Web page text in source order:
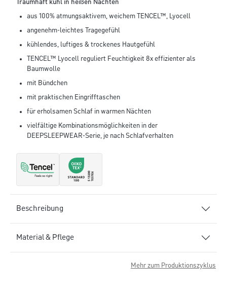
Traumhaft kühl in heißen Nächten
aus 100% atmungsaktivem, weichem TENCEL™, Lyocell
angenehm-leichtes Tragegefühl
kühlendes, luftiges & trockenes Hautgefühl
TENCEL™ Lyocell reguliert Feuchtigkeit 8x effizienter als
Baumwolle
mit Bündchen
mit praktischen Eingrifftaschen
für erholsamen Schlaf in warmen Nächten
vielfältige Kombinationsmöglichkeiten in der
DEEPSLEEPWEAR-Serie, je nach Schlafverhalten
Beschreibung
Material & Pflege
Mehr zum Produktionszyklus